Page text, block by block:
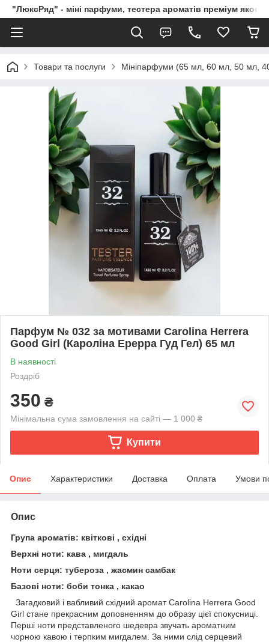
"ЛюксРяд" - міні парфуми, тестера ароматів преміум
Товари та послуги Мініпарфуми (65 мл, 60 мл, 50 мл,
Парфум № 032 за мотивами Carolina Herrera
Good Girl (Кароліна Ерерра Гуд Гел) 65 мл
В наявності
Роздріб
350 ₴
Мінімальна сума замовлення на сайті — 1 000 ₴
Купити
Опис Характеристики Доставка Оплата Умови
Опис
Група ароматів: квіткові , східні
Верхні ноти: кава , мигдаль
Ноти серця: тубероза , жасмин самбак
Базові ноти: боби тонка , какао
Загадковий і вабливий східний аромат Carolina Herrera Good
Girl стане прекрасним доповненням до образу цієї спокусниці.
Перші ноти представленого шедевра звучать ароматним
чорною кавою і терпким мигдалем. За ними слід серцевий